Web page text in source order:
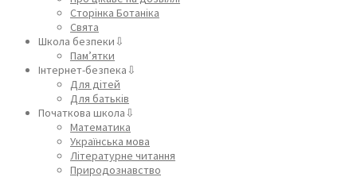
Сторінка Ботаніка
Свята
Школа безпеки⇩
Пам’ятки
Інтернет-безпека⇩
Для дітей
Для батьків
Початкова школа⇩
Математика
Українська мова
Літературне читання
Природознавство